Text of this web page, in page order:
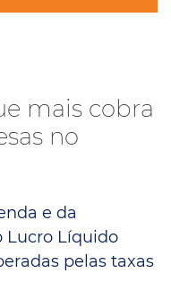
mais cobra
no
e da
Lucro Líquido
pelas taxas